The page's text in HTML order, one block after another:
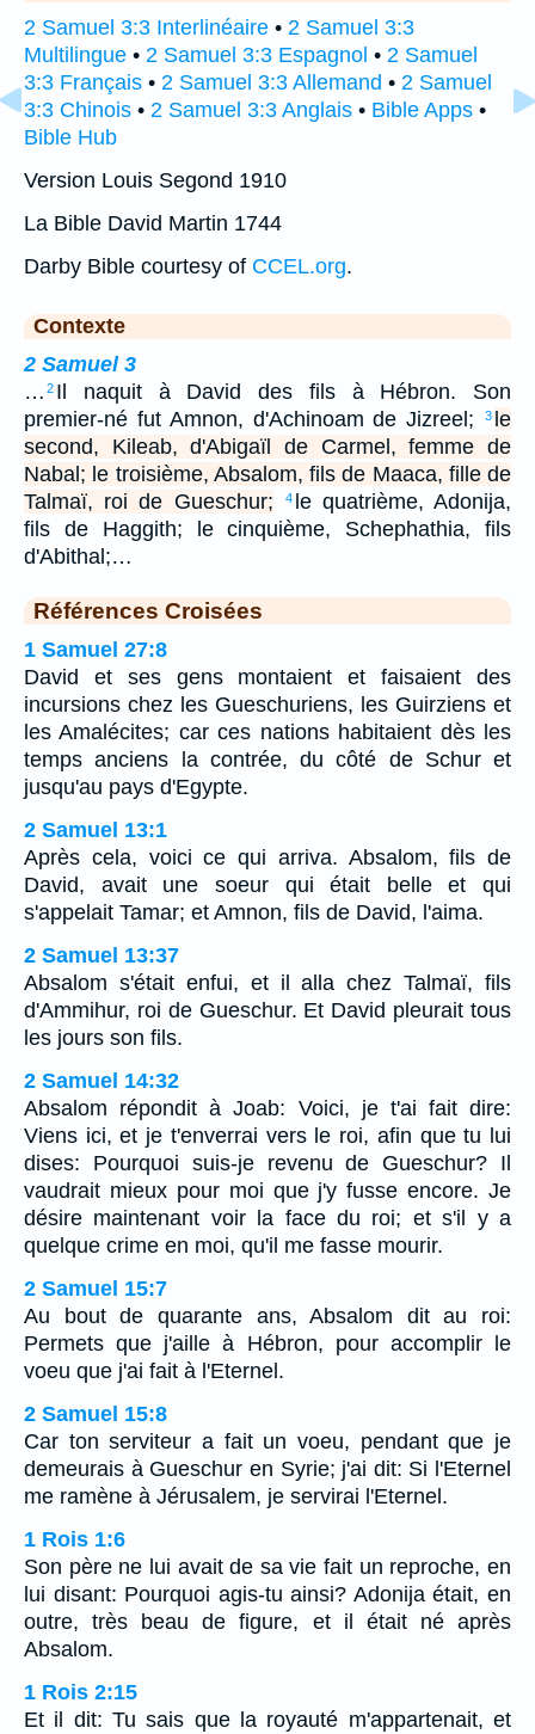
2 Samuel 3:3 Interlinéaire • 2 Samuel 3:3
Multilingue • 2 Samuel 3:3 Espagnol • 2 Samuel
3:3 Français • 2 Samuel 3:3 Allemand • 2 Samuel
3:3 Chinois • 2 Samuel 3:3 Anglais • Bible Apps •
Bible Hub
Version Louis Segond 1910
La Bible David Martin 1744
Darby Bible courtesy of CCEL.org.
Contexte
2 Samuel 3
… 2 Il naquit à David des fils à Hébron. Son
premier-né fut Amnon, d'Achinoam de Jizreel;
3 le
second, Kileab, d'Abigaïl de Carmel, femme de
Nabal; le troisième, Absalom, fils de Maaca, fille de
Talmaï, roi de Gueschur;
4 le quatrième, Adonija,
fils de Haggith; le cinquième, Schephathia, fils
d'Abithal;…
Références Croisées
1 Samuel 27:8
David et ses gens montaient et faisaient des
incursions chez les Gueschuriens, les Guirziens et
les Amalécites; car ces nations habitaient dès les
temps anciens la contrée, du côté de Schur et
jusqu'au pays d'Egypte.
2 Samuel 13:1
Après cela, voici ce qui arriva. Absalom, fils de
David, avait une soeur qui était belle et qui
s'appelait Tamar; et Amnon, fils de David, l'aima.
2 Samuel 13:37
Absalom s'était enfui, et il alla chez Talmaï, fils
d'Ammihur, roi de Gueschur. Et David pleurait tous
les jours son fils.
2 Samuel 14:32
Absalom répondit à Joab: Voici, je t'ai fait dire:
Viens ici, et je t'enverrai vers le roi, afin que tu lui
dises: Pourquoi suis-je revenu de Gueschur? Il
vaudrait mieux pour moi que j'y fusse encore. Je
désire maintenant voir la face du roi; et s'il y a
quelque crime en moi, qu'il me fasse mourir.
2 Samuel 15:7
Au bout de quarante ans, Absalom dit au roi:
Permets que j'aille à Hébron, pour accomplir le
voeu que j'ai fait à l'Eternel.
2 Samuel 15:8
Car ton serviteur a fait un voeu, pendant que je
demeurais à Gueschur en Syrie; j'ai dit: Si l'Eternel
me ramène à Jérusalem, je servirai l'Eternel.
1 Rois 1:6
Son père ne lui avait de sa vie fait un reproche, en
lui disant: Pourquoi agis-tu ainsi? Adonija était, en
outre, très beau de figure, et il était né après
Absalom.
1 Rois 2:15
Et il dit: Tu sais que la royauté m'appartenait, et